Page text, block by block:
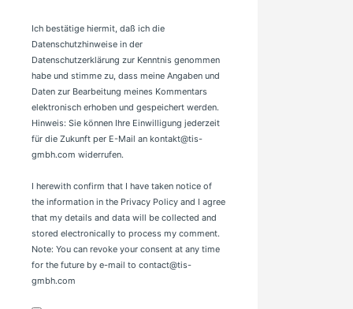
Ich bestätige hiermit, daß ich die
Datenschutzhinweise in der
Datenschutzerklärung zur Kenntnis genommen
habe und stimme zu, dass meine Angaben und
Daten zur Bearbeitung meines Kommentars
elektronisch erhoben und gespeichert werden.
Hinweis: Sie können Ihre Einwilligung jederzeit
für die Zukunft per E-Mail an kontakt@tis-
gmbh.com widerrufen.
I herewith confirm that I have taken notice of
the information in the Privacy Policy and I agree
that my details and data will be collected and
stored electronically to process my comment.
Note: You can revoke your consent at any time
for the future by e-mail to contact@tis-
gmbh.com